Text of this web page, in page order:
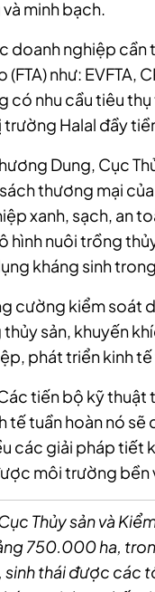
minh bạch.
doanh nghiệp cần
như: EVFTA,
có nhu cầu tiêu
trường Halal đầy
Dung, Cục
thương mại
xanh, sạch, an
hình nuôi trồng
kháng sinh
cường kiểm soát
sản, khuyến
phát triển kinh
tiến bộ kỹ
tế tuần hoàn nó
các giải pháp
môi trường bền
Thủy sản và
750.000 ha,
sinh thái được các